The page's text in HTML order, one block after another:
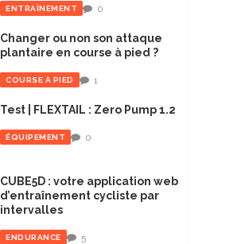
ENTRAÎNEMENT 0
Changer ou non son attaque
plantaire en course à pied ?
COURSE À PIED 1
Test | FLEXTAIL : Zero Pump 1.2
ÉQUIPEMENT 0
CUBE5D : votre application web
d’entraînement cycliste par
intervalles
ENDURANCE 5